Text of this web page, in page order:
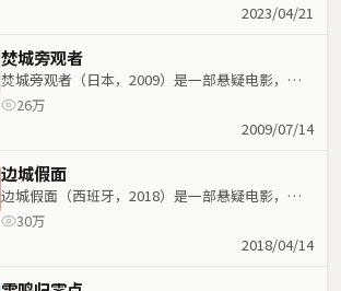
2023/04/21
焚城旁观者
焚城旁观者（日本，2009）是一部悬疑电影，史
蒂文·斯皮尔伯格执导，张译、文淇等主演；悬疑
26万
2009/07/14
边城假面
边城假面（西班牙，2018）是一部悬疑电影，路
阳执导，张家辉、周星驰等主演；悬疑元素与人物
30万
2018/04/14